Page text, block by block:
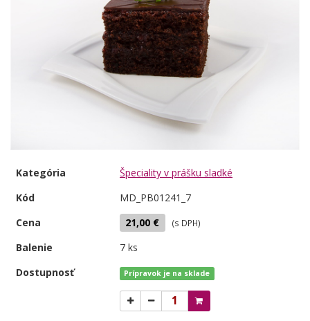
Kategória
Špeciality v prášku sladké
Kód
MD_PB01241_7
Cena
21,00 € (s DPH)
Balenie
7 ks
Dostupnosť
Prípravok je na sklade